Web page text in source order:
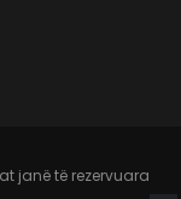
janë të rezervuara